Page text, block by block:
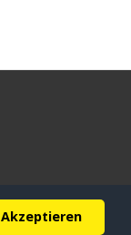
Akzeptieren